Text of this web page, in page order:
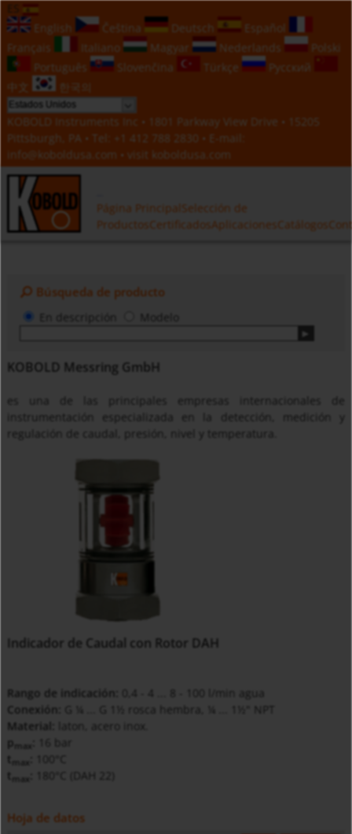
English
Čeština Deutsch
Español
Français
Italiano Magyar Nederlands
Polski
Português
Slovenčina Türkçe
Русский
中文
한국의
KOBOLD Instruments Inc • 1801 Parkway View Drive • 15205
Pittsburgh, PA • Tel:
+1 412 788 2830 • E-mail:
info@koboldusa.com • visit koboldusa.com
Página Principal Selección de
Productos CertificadosAplicaciones Catálogos
Búsqueda de producto
Modelo
KOBOLD Messring GmbH
instrumentación especializada en la detección, medición y
regulación de caudal, presión, nivel y temperatura.
Indicador de Caudal con Rotor DAH
Rango de indicación:
0,4 - 4 ... 8 - 100 l/min agua
Conexión:
G ¼ ... G 1½ rosca hembra, ¼ ... 1½" NPT
Material:
laton, acero inox.
p
max
t
max
t
max 180°C (DAH 22)
Hoja de datos